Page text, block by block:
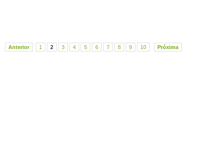
Anterior 1 2 3 4 5 6 7 8 9 10 Próxima